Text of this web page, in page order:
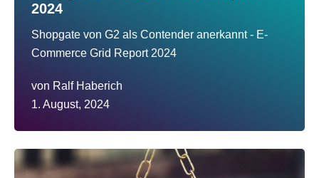
2024
Shopgate von G2 als Contender anerkannt - E-
Commerce Grid Report 2024
von Ralf Haberich
1. August, 2024